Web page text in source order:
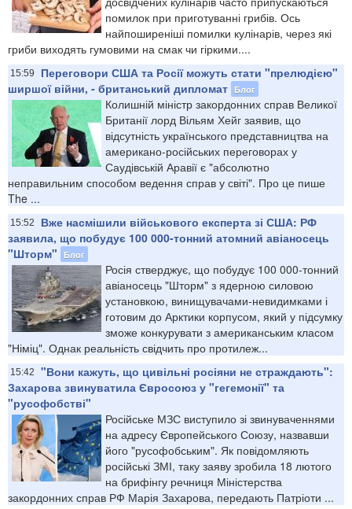
помилок при приготуванні грибів. Ось
найпоширеніші помилки кулінарів, через які
гриби виходять гумовими на смак чи гіркими....
15:59
Переговори США та Росії можуть стати "прелюдією"
ширшої війни, - британський дипломат Блог
Колишній міністр закордонних справ Великої
Британії лорд Вільям Хейг заявив, що
відсутність українського представництва на
американо-російських переговорах у
Саудівській Аравії є "абсолютно
неправильним способом ведення справ у світі". Про це пише
The ...
15:52
Вже насмішили військового експерта зі США: РФ
заявила, що побудує 100 000-тонний атомний авіаносець
"Шторм"
Блог
Росія стверджує, що побудує 100 000-тонний
авіаносець "Шторм" з ядерною силовою
установкою, винищувачами-невидимками і
готовим до Арктики корпусом, який у підсумку
зможе конкурувати з американським класом
"Німіц". Однак реальність свідчить про протилеж...
15:42
"Вони кажуть, що цивільні росіяни не страждають":
Захарова звинуватила Євросоюз у "гегемонії" та
"русофобстві"
Російське МЗС виступило зі звинуваченнями
на адресу Європейського Союзу, назвавши
його "русофобським". Як повідомляють
російські ЗМІ, таку заяву зробила 18 лютого
на брифінгу речниця Міністерства
закордонних справ РФ Марія Захарова, передають Патріоти ...